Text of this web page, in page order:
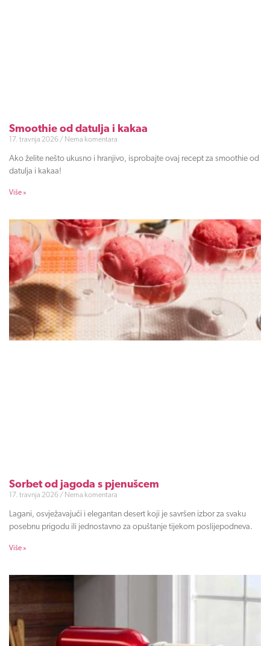
Smoothie od datulja i kakaa
17. travnja 2026 Nema komentara
Ako želite nešto ukusno i hranjivo, isprobajte ovaj recept za smoothie od
datulja i kakaa!
Više »
Sorbet od jagoda s pjenušcem
17. travnja 2026 Nema komentara
Lagani, osvježavajući i elegantan desert koji je savršen izbor za svaku
posebnu prigodu ili jednostavno za opuštanje tijekom poslijepodneva.
Više »